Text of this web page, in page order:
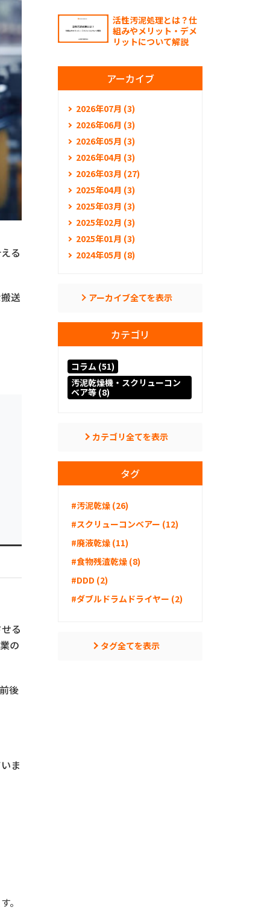
る
送
る
の
後
ま
。
活性汚泥処理とは？仕
組みやメリット・デメ
リットについて解説
アーカイブ
2026年07月 (3)
2026年06月 (3)
2026年05月 (3)
2026年04月 (3)
2026年03月 (27)
2025年04月 (3)
2025年03月 (3)
2025年02月 (3)
2025年01月 (3)
2024年05月 (8)
アーカイブ全てを表示
カテゴリ
コラム (51)
汚泥乾燥機・スクリューコン
ベア等 (8)
カテゴリ全てを表示
タグ
#汚泥乾燥 (26)
#スクリューコンベアー (12)
#廃液乾燥 (11)
#食物残渣乾燥 (8)
#DDD (2)
#ダブルドラムドライヤー (2)
タグ全てを表示